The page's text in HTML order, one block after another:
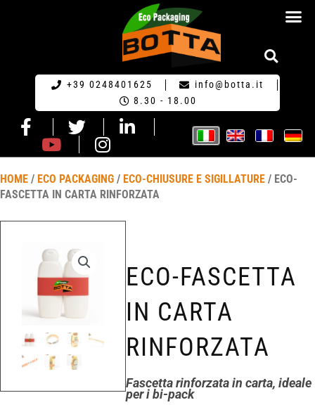
+39 0248401625
info@botta.it
8.30 - 18.00
HOME / ECO PACKAGING / ECO-CHIUSURE E SIGILLATURE / ECO-
FASCETTA IN CARTA RINFORZATA
ECO-FASCETTA
IN CARTA
RINFORZATA
Fascetta rinforzata in carta, ideale
per i bi-pack